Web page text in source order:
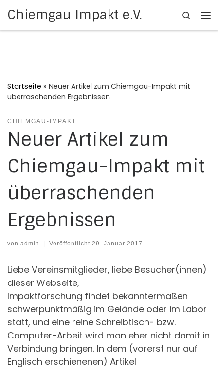
Zum Inhalt springen
Chiemgau Impakt e.V.
Search
Startseite » Neuer Artikel zum Chiemgau-Impakt mit
überraschenden Ergebnissen
CHIEMGAU-IMPAKT
Neuer Artikel zum
Chiemgau-Impakt mit
überraschenden
Ergebnissen
von admin | Veröffentlicht 29. Januar 2017
Liebe Vereinsmitglieder, liebe Besucher(innen)
dieser Webseite,
Impaktforschung findet bekanntermaßen
schwerpunktmäßig im Gelände oder im Labor
statt, und eine reine Schreibtisch- bzw.
Computer-Arbeit wird man eher nicht damit in
Verbindung bringen. In dem (vorerst nur auf
Englisch erschienenen) Artikel